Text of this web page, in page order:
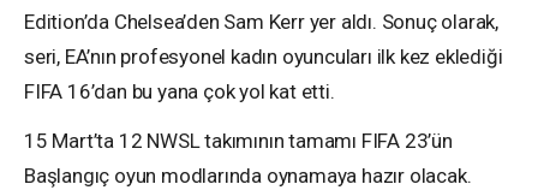
Edition’da Chelsea’den Sam Kerr yer aldı. Sonuç olarak,
seri, EA’nın profesyonel kadın oyuncuları ilk kez eklediği
FIFA 16’dan bu yana çok yol kat etti.
15 Mart’ta 12 NWSL takımının tamamı FIFA 23’ün
Başlangıç oyun modlarında oynamaya hazır olacak.